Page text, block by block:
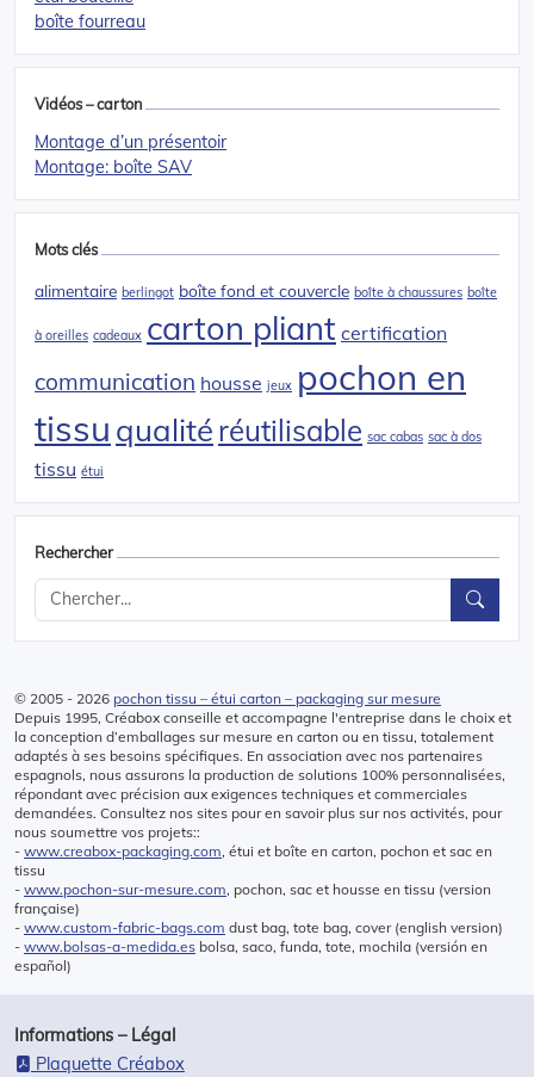
boîte fourreau
Vidéos – carton
Montage d’un présentoir
Montage: boîte SAV
Mots clés
alimentaire berlingot boîte fond et couvercle boîte à chaussures boîte
à oreilles cadeaux carton pliant certification
communication housse jeux pochon en
tissu qualité réutilisable sac cabas sac à dos
tissu étui
Rechercher
© 2005 - 2026 pochon tissu – étui carton – packaging sur mesure
Depuis 1995, Créabox conseille et accompagne l'entreprise dans le choix et
la conception d’emballages sur mesure en carton ou en tissu, totalement
adaptés à ses besoins spécifiques. En association avec nos partenaires
espagnols, nous assurons la production de solutions 100% personnalisées,
répondant avec précision aux exigences techniques et commerciales
demandées. Consultez nos sites pour en savoir plus sur nos activités, pour
nous soumettre vos projets::
- www.creabox-packaging.com, étui et boîte en carton, pochon et sac en
tissu
- www.pochon-sur-mesure.com, pochon, sac et housse en tissu (version
française)
- www.custom-fabric-bags.com dust bag, tote bag, cover (english version)
- www.bolsas-a-medida.es bolsa, saco, funda, tote, mochila (versión en
español)
Informations – Légal
Plaquette Créabox